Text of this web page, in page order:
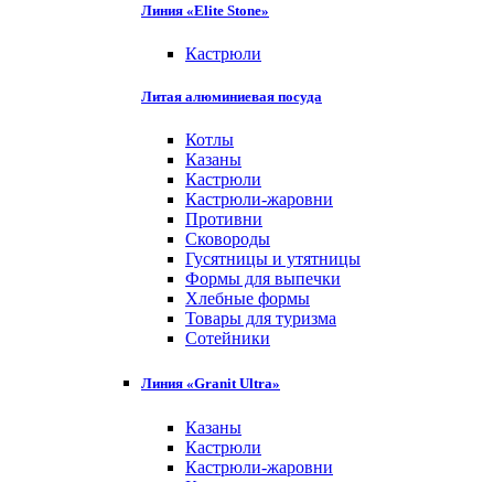
Линия «Elite Stone»
Кастрюли
Литая алюминиевая посуда
Котлы
Казаны
Кастрюли
Кастрюли-жаровни
Противни
Сковороды
Гусятницы и утятницы
Формы для выпечки
Хлебные формы
Товары для туризма
Сотейники
Линия «Granit Ultra»
Казаны
Кастрюли
Кастрюли-жаровни